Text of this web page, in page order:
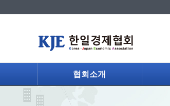
협회소개